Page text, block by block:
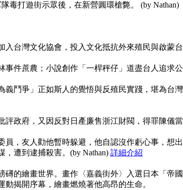
毒打遊街示眾後，在新營圓環槍斃。 (by Nathan)
台灣文化協會，投入文化抵抗外來殖民與啟蒙台
事件蔗農；小說創作「一桿秤仔」道盡台人追求公
義鬥爭」正如斯人的覺悟與反殖民實踐，堪為台灣
評政府，又因反對日產廉售浙江財閥，得罪陳儀當
員，友人勸他暫時躲避，他自認沒作虧心事，想出
遭到逮捕殺害。(by Nathan) 詳細介紹
的繪畫世界。畫作〈嘉義街外〉入選日本「帝國
揭開序幕，繪畫燃燒著他高昂的生命。